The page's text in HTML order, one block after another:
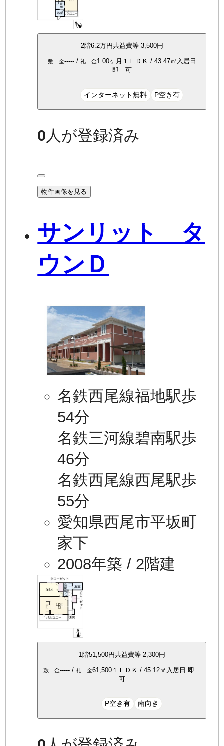
2階6.2万円共益費等 3,500円
敷 金-----/ 礼 金1.00ヶ月 １ＬＤＫ / 43.47㎡ 入居日
即 可
インターネット無料 P空き有
0人が登録済み
物件画像を見る
サンリット タ
ウンＤ
名鉄西尾線福地駅歩
54分
名鉄三河線碧南駅歩
46分
名鉄西尾線西尾駅歩
55分
愛知県西尾市平坂町
家下
2008年築 / 2階建
1階51,500円共益費等 2,300円
敷 金-----/ 礼 金61,500１ＬＤＫ / 45.12㎡ 入居日 即
可
P空き有 南向き